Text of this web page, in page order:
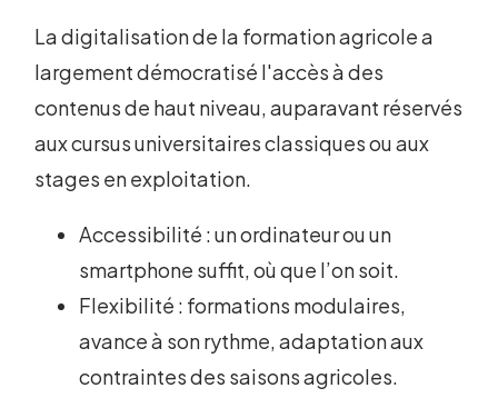
La digitalisation de la formation agricole a
largement démocratisé l'accès à des
contenus de haut niveau, auparavant réservés
aux cursus universitaires classiques ou aux
stages en exploitation.
Accessibilité : un ordinateur ou un
smartphone suffit, où que l’on soit.
Flexibilité : formations modulaires,
avance à son rythme, adaptation aux
contraintes des saisons agricoles.